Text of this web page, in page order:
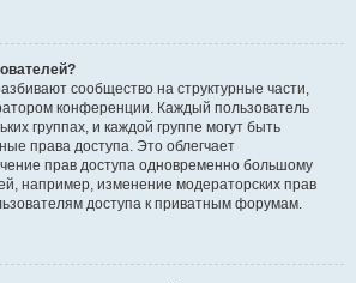
сообщество на структурные части,
конференции. Каждый пользователь
группах, и каждой группе могут быть
права доступа. Это облегчает
прав доступа одновременно большому
например, изменение модераторских прав
доступа к приватным форумам.